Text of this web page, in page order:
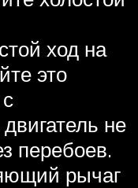
ход на
это
не
перебоев.
рычаг